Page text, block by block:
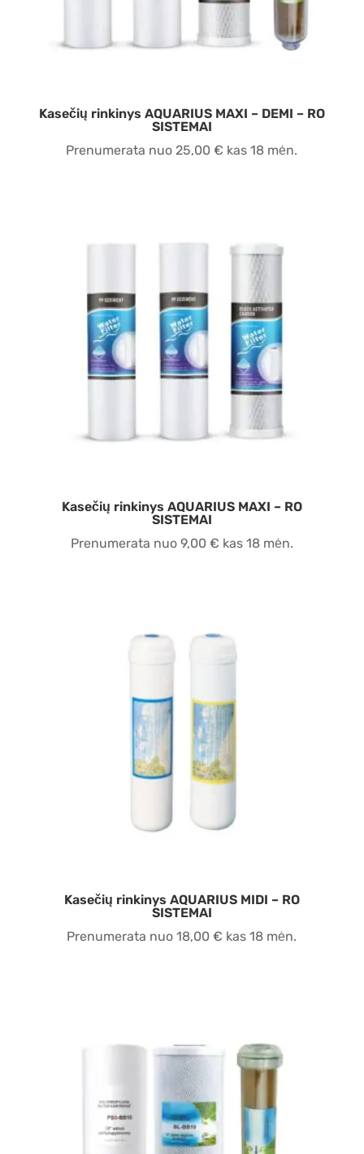
Kasečių rinkinys AQUARIUS MAXI – DEMI – RO
SISTEMAI
Prenumerata nuo25,00€ kas 18 mėn.
Kasečių rinkinys AQUARIUS MAXI – RO
SISTEMAI
Prenumerata nuo 9,00 € kas 18 mėn.
Kasečių rinkinys AQUARIUS MIDI – RO
SISTEMAI
Prenumerata nuo18,00€ kas 18 mėn.